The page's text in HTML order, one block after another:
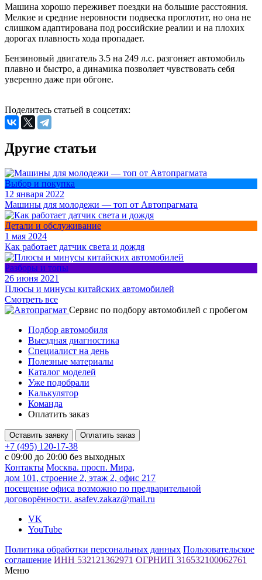
Машина хорошо переживет поездки на большие расстояния.
Мелкие и средние неровности подвеска проглотит, но она не
слишком адаптирована под российские реалии и на плохих
дорогах плавность хода пропадает.
Бензиновый двигатель 3.5 на 249 л.с. разгоняет автомобиль
плавно и быстро, а динамика позволяет чувствовать себя
уверенно даже при обгоне.
Поделитесь статьей в соцсетях:
Другие статьи
Выбор и покупка
12 января 2022
Машины для молодежи — топ от Автопрагмата
Детали и обслуживание
1 мая 2024
Как работает датчик света и дождя
Разборы и топы
26 июня 2021
Плюсы и минусы китайских автомобилей
Смотреть все
Cервис по подбору автомобилей с пробегом
Подбор автомобиля
Выездная диагностика
Специалист на день
Полезные материалы
Каталог моделей
Уже подобрали
Калькулятор
Команда
Оплатить заказ
Оставить заявку Оплатить заказ
+7 (495) 120-17-38
с 09:00 до 20:00 без выходных
Контакты Москва. просп. Мира,
дом 101, строение 2, этаж 2, офис 217
посещение офиса возможно по предварительной
договорённости. asafev.zakaz@mail.ru
VK
YouTube
Политика обработки персональных данных Пользовательское
соглашение ИНН 532121362971 ОГРНИП 316532100062761
Меню